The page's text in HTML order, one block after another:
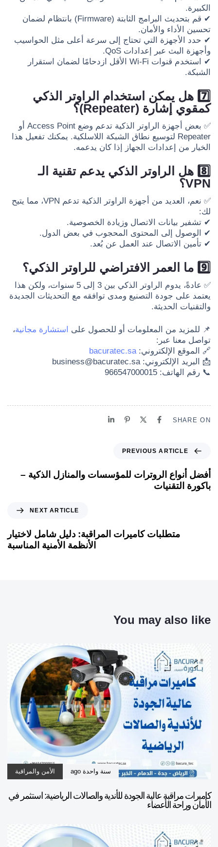
الكبيرة.
✔ قم بتحديث البرامج الثابتة (Firmware) بانتظام لضمان
تحسين الأداء والأمان.
✔ حدد الأجهزة التي تحتاج إلى سرعة أعلى مثل الحواسيب
وأجهزة البث عبر إعدادات QoS.
✔ استخدم قنوات Wi-Fi الأقل ازدحامًا لضمان استقرار
الشبكة.
7️⃣ هل يمكن استخدام الراوتر الذكي
كمقوي إشارة (Repeater)؟
✅ بعض أجهزة الراوتر الذكية تدعم وضع Access Point أو
Repeater لتوسيع نطاق الشبكة اللاسلكية. يمكنك تفعيل هذا
الخيار من إعدادات الجهاز إذا كان يدعمه.
8️⃣ هل الراوتر الذكي يدعم تقنية الـ
VPN؟
✅ نعم، العديد من أجهزة الراوتر الذكية تدعم VPN، مما يتيح
لك:
✔ تشفير بيانات الاتصال وزيادة الخصوصية.
✔ الوصول إلى المحتوى المحجوب في بعض الدول.
✔ تأمين الاتصال عند العمل عن بُعد.
9️⃣ ما العمر الافتراضي للراوتر الذكي؟
✅ عادةً، يدوم الراوتر الذكي بين 3 إلى 5 سنوات، ولكن هذا
يعتمد على جودة التصنيع ومدى توافقه مع التحديثات الجديدة
والتقنيات الحديثة.
📌 للمزيد من المعلومات أو للحصول على استشارة مجانية،
تواصل معنا عبر:
🔗 الموقع الإلكتروني:bacuratec.sa
📩 البريد الإلكتروني:business@bacuratec.sa
📞 رقم الهاتف: 966547000015
SHARE ON
PREVIOUS ARTICLE
أفضل أنواع الروترات للمؤسسات والمنازل الذكية –
باكورة التقنيات
NEXT ARTICLE
متطلبات كاميرات المراقبة: دليل شامل لاختيار
الأنظمة الأمنية المناسبة
You may also like
سنة واحدة ago الأمن والمراقبة
كاميرات مراقبة عالية الجودة للأندية والصالات الرياضية: استثمر في
الأمان وراحة الأعضاء